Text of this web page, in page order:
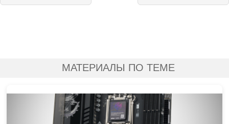
МАТЕРИАЛЫ ПО ТЕМЕ